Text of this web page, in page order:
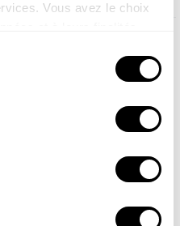
Vous avez le choix
relative aux
de confidentialité.
également :
être précises à plusieurs
l'analysant activement
Le guide nature Les
>